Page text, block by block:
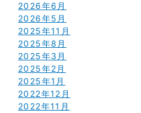
2026年6月
2026年5月
2025年11月
2025年8月
2025年3月
2025年2月
2025年1月
2022年12月
2022年11月